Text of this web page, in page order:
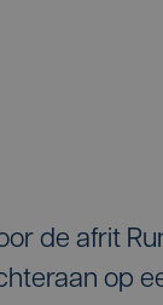
de afrit
op